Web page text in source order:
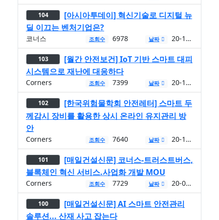
104
[아시아투데이] 혁신기술로 디지털 뉴
딜 이끄는 벤처기업은?
코너스 조회수 6978 날짜 20-11-26
103
[월간 안전보건] IoT 기반 스마트 대피
시스템으로 재난에 대응하다
Corners 조회수 7399 날짜 20-11-12
102
[한국위험물학회 안전레터] 스마트 두
께감시 장비를 활용한 상시 온라인 유지관리 방
안
Corners 조회수 7640 날짜 20-11-11
101
[매일건설신문] 코너스-트러스트버스,
블록체인 혁신 서비스.사업화 개발 MOU
Corners 조회수 7729 날짜 20-07-28
100
[매일건설신문] AI 스마트 안전관리
솔루션... 산재 사고 잡는다